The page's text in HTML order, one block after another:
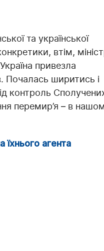
та української
втім,
привезла
Почалась ширитись і
контроль
перемир’я – в
їхнього агента